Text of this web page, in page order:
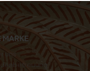
MARKE
uns